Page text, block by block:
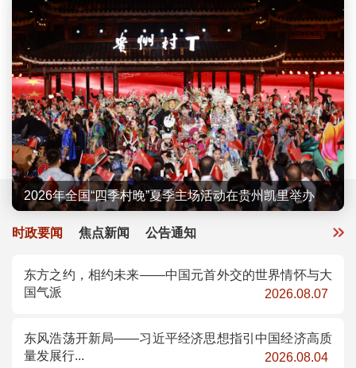
2026年全国“四季村歌”示范活动举办
2026年全国“四季村晚”夏季主场活动在贵州凯里举办
“大地情深”——全国优秀群众文艺作品示范性展演...
2026年“5·19中国旅游日”主会场活动在广州举行
第二届中国新疆民间艺术季在新疆乌鲁木齐启动
时政要闻 焦点新闻 公告通知
东方之约，相约未来——中国元首外交的世界情怀与大
国气派
2026.08.07
东风浩荡开新局——习近平经济思想指引中国经济高质
量发展行...
2026.08.04